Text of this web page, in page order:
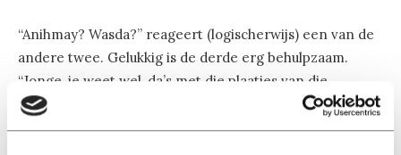
“Anihmay? Wasda?” reageert (logischerwijs) een van de
andere twee. Gelukkig is de derde erg behulpzaam.
“Jonge, je weet wel, da’s met die plaatjes van die
vrouwkes enzo, meej die grote ogen. Hentai!” schreeuwt
ie zo luid dat alle Hentai-kenners in de bus meteen naar